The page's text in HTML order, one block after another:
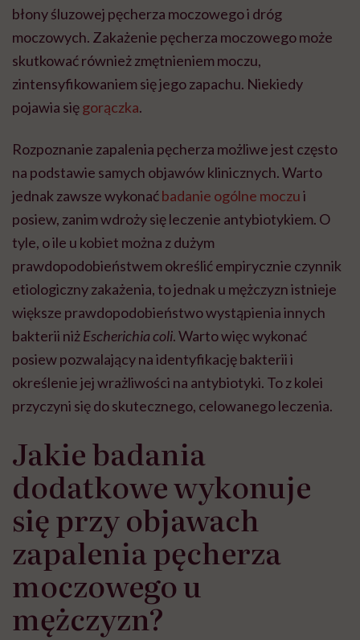
błony śluzowej pęcherza moczowego i dróg
moczowych. Zakażenie pęcherza moczowego może
skutkować również zmętnieniem moczu,
zintensyfikowaniem się jego zapachu. Niekiedy
pojawia sięgorączka.
Rozpoznanie zapalenia pęcherza możliwe jest często
na podstawie samych objawów klinicznych. Warto
jednak zawsze wykonaćbadanie ogólne moczui
posiew, zanim wdroży się leczenie antybiotykiem. O
tyle, o ile u kobiet można z dużym
prawdopodobieństwem określić empirycznie czynnik
etiologiczny zakażenia, to jednak u mężczyzn istnieje
większe prawdopodobieństwo wystąpienia innych
bakterii niżEscherichia coli. Warto więc wykonać
posiew pozwalający na identyfikację bakterii i
określenie jej wrażliwości na antybiotyki. To z kolei
przyczyni się do skutecznego, celowanego leczenia.
Jakie badania
dodatkowe wykonuje
się przy objawach
zapalenia pęcherza
moczowego u
mężczyzn?